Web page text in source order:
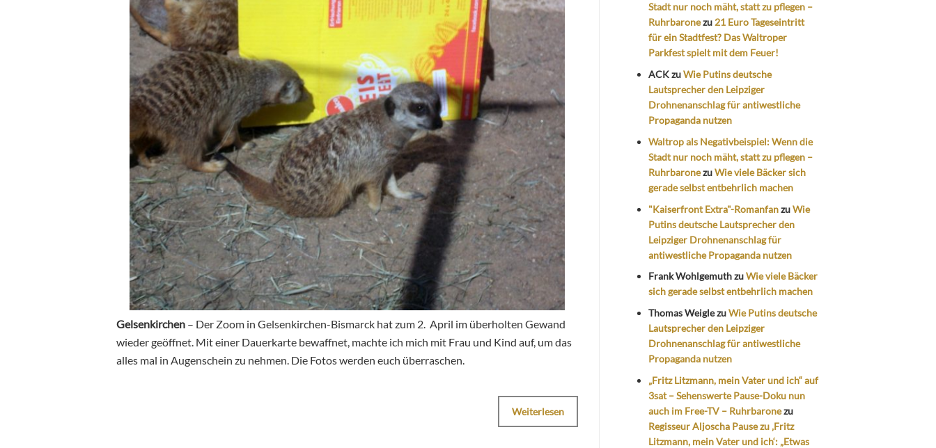
Gelsenkirchen – Der Zoom in Gelsenkirchen-Bismarck hat zum 2. April im überholten Gewand
wieder geöffnet. Mit einer Dauerkarte bewaffnet, machte ich mich mit Frau und Kind auf, um das
alles mal in Augenschein zu nehmen. Die Fotos werden euch überraschen.
Weiterlesen
Stadt nur noch mäht, statt zu pflegen –
Ruhrbaronezu 21 Euro Tageseintritt
für ein Stadtfest? Das Waltroper
Parkfest spielt mit dem Feuer!
ACKzuWie Putins deutsche
Lautsprecher den Leipziger
Drohnenanschlag für antiwestliche
Propaganda nutzen
Waltrop als Negativbeispiel: Wenn die
Stadt nur noch mäht, statt zu pflegen –
RuhrbaronezuWie viele Bäcker sich
gerade selbst entbehrlich machen
"Kaiserfront Extra"-RomanfanzuWie
Putins deutsche Lautsprecher den
Leipziger Drohnenanschlag für
antiwestliche Propaganda nutzen
Frank WohlgemuthzuWie viele Bäcker
sich gerade selbst entbehrlich machen
Thomas WeiglezuWie Putins deutsche
Lautsprecher den Leipziger
Drohnenanschlag für antiwestliche
Propaganda nutzen
„Fritz Litzmann, mein Vater und ich“ auf
3sat – Sehenswerte Pause-Doku nun
auch im Free-TV – Ruhrbaronezu
Regisseur Aljoscha Pause zu ‚Fritz
Litzmann, mein Vater und ich‘: „Etwas